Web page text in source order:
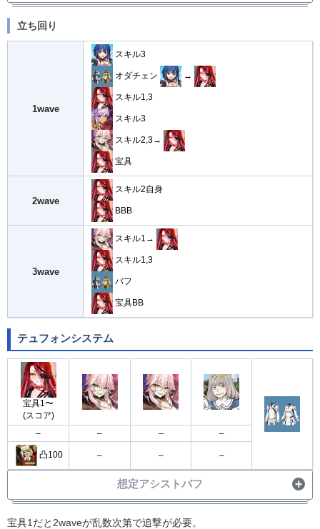
アシスト
・ スター発生50%
立ち回り
1wave
スキル3
オダチェン →
スキル1,3
スキル3
スキル2,3→
宝具
2wave
スキル2自身
BBB
3wave
スキル1→
スキル1,3
バフ
宝具BB
テュフォンシステム
宝具1〜
(スコア)
–
– – –
凸100 – – –
想定アシストバフ
宝具1だと2waveが乱数次第で追撃が必要。